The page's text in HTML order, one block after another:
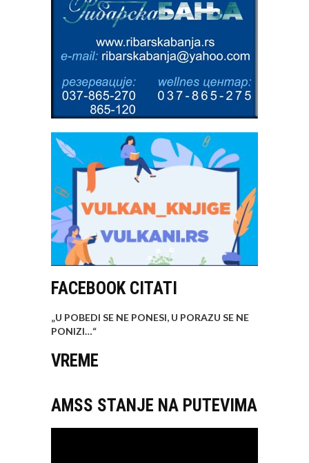
FACEBOOK CITATI
„U POBEDI SE NE PONESI, U PORAZU SE NE
PONIZI…“
VREME
AMSS STANJE NA PUTEVIMA